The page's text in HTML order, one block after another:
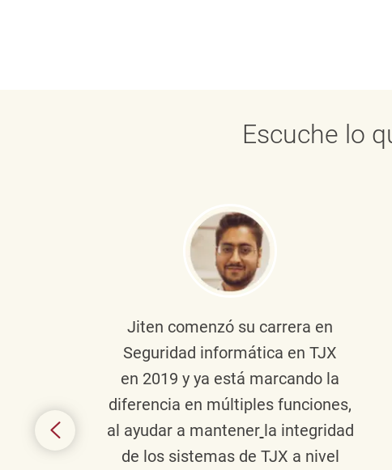
Escuche lo
Jiten comenzó su carrera en
Seguridad informática en TJX
en 2019 y ya está marcando la
diferencia en múltiples funciones,
al ayudar a mantener la integridad
de los sistemas de TJX a nivel